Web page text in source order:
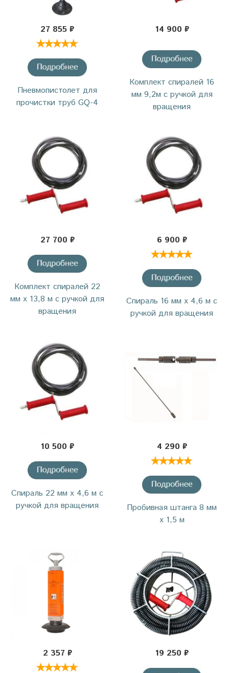
27 855 ₽
Пневмопистолет для
прочистки труб GQ-4
14 900 ₽
Комплект спиралей 16
мм 9,2м с ручкой для
вращения
27 700 ₽
Комплект спиралей 22
мм х 13,8 м с ручкой для
вращения
6 900 ₽
Спираль 16 мм х 4,6 м с
ручкой для вращения
10 500 ₽
Спираль 22 мм х 4,6 м с
ручкой для вращения
4 290 ₽
Пробивная штанга 8 мм
х 1,5 м
2 357 ₽ 19 250 ₽